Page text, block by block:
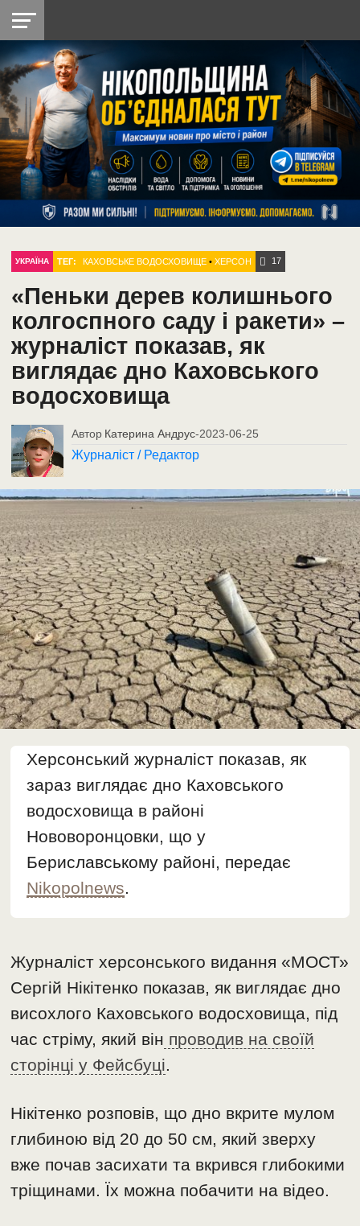
НІКОПОЛЬ
РАЙОН
СІЧЕСЛАВСЬКА
УКРАЇНА
РЕТРО
НІКОПОЛЬ
ЛАЙТ
УКРАЇНА
ДОПОМОГА
РАДІО
УКРАЇНА ТЕГ: КАХОВСЬКЕ ВОДОСХОВИЩЕ •ХЕРСОН 17
«Пеньки дерев колишнього
колгоспного саду і ракети» –
журналіст показав, як
виглядає дно Каховського
водосховища
Автор Катерина Андрус-2023-06-25
Журналіст / Редактор
Херсонський журналіст показав, як
зараз виглядає дно Каховського
водосховища в районі
Нововоронцовки, що у
Бериславському районі, передає
Nikopolnews.
Журналіст херсонського видання «МОСТ»
Сергій Нікітенко показав, як виглядає дно
висохлого Каховського водосховища, під
час стріму, який він проводив на своїй
сторінці у Фейсбуці.
Нікітенко розповів, що дно вкрите мулом
глибиною від 20 до 50 см, який зверху
вже почав засихати та вкрився глибокими
тріщинами. Їх можна побачити на відео.